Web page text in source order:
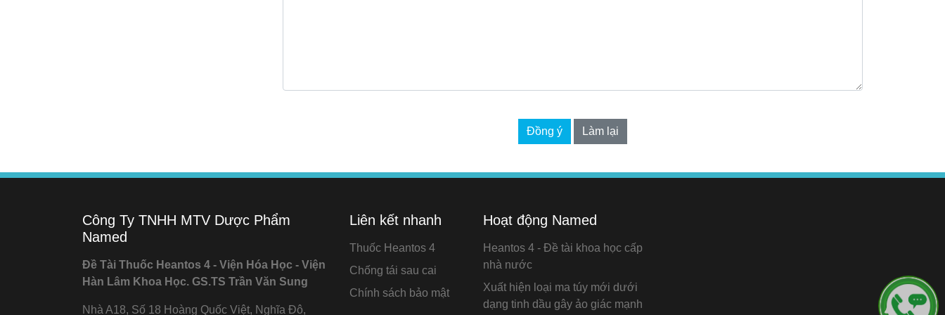
Công Ty TNHH MTV Dược Phẩm
Named
Đề Tài Thuốc Heantos 4 - Viện Hóa Học - Viện
Hàn Lâm Khoa Học. GS.TS Trần Văn Sung
Nhà A18, Số 18 Hoàng Quốc Việt, Nghĩa Đô,
Liên kết nhanh
Thuốc Heantos 4
Chống tái sau cai
Chính sách bảo mật
Hoạt động Named
Heantos 4 - Đề tài khoa học cấp
nhà nước
Xuất hiện loại ma túy mới dưới
dạng tinh dầu gây ảo giác mạnh